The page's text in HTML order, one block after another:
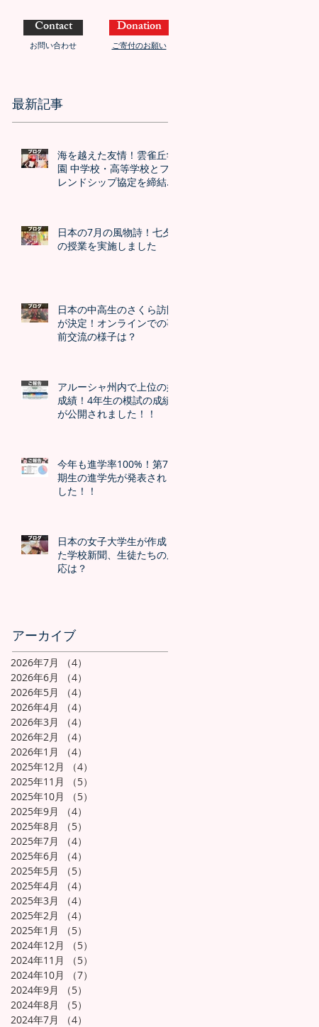
Contact
お問い合わせ
Donation
ご寄付のお願い
最新記事
海を越えた友情！雲雀丘学
園 中学校・高等学校とフ
レンドシップ協定を締結し
日本の7月の風物詩！七夕
の授業を実施しました
日本の中高生のさくら訪問
が決定！オンラインでの事
前交流の様子は？
アルーシャ州内で上位の好
成績！4年生の模試の成績
が公開されました！！
今年も進学率100%！第7
期生の進学先が発表されま
した！！
日本の女子大学生が作成し
た学校新聞、生徒たちの反
応は？
アーカイブ
2026年7月 （4）
2026年6月
（4）
2026年5月
（4）
2026年4月
（4）
2026年3月
（4）
2026年2月
（4）
2026年1月
（4）
2025年12月
（4）
2025年11月
（5）
2025年10月
（5）
2025年9月
（4）
2025年8月
（5）
2025年7月
（4）
2025年6月
（4）
2025年5月
（5）
2025年4月
（4）
2025年3月
（4）
2025年2月
（4）
2025年1月
（5）
2024年12月
（5）
2024年11月
（5）
2024年10月
（7）
2024年9月
（5）
2024年8月
（5）
2024年7月
（4）